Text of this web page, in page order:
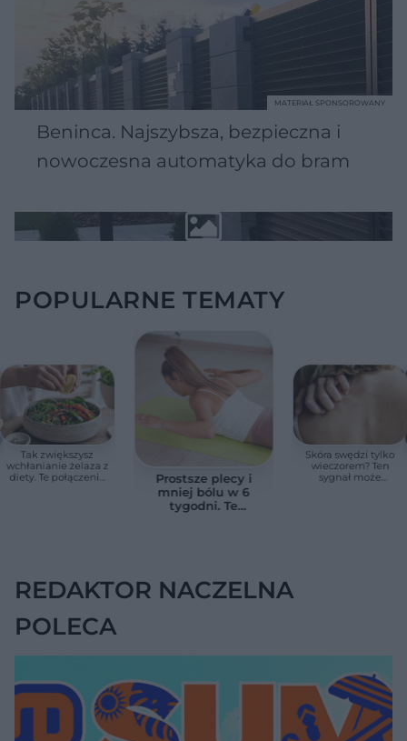
Beninca. Najszybsza, bezpieczna i
nowoczesna automatyka do bram
MATERIAŁ SPONSOROWANY
POPULARNE TEMATY
Tak zwiększysz
wchłanianie żelaza z
diety. Te połączenia
Prostsze plecy i
mniej bólu w 6
tygodni. Te
Skóra swędzi tylko
wieczorem? Ten
sygnał może
REDAKTOR NACZELNA
POLECA